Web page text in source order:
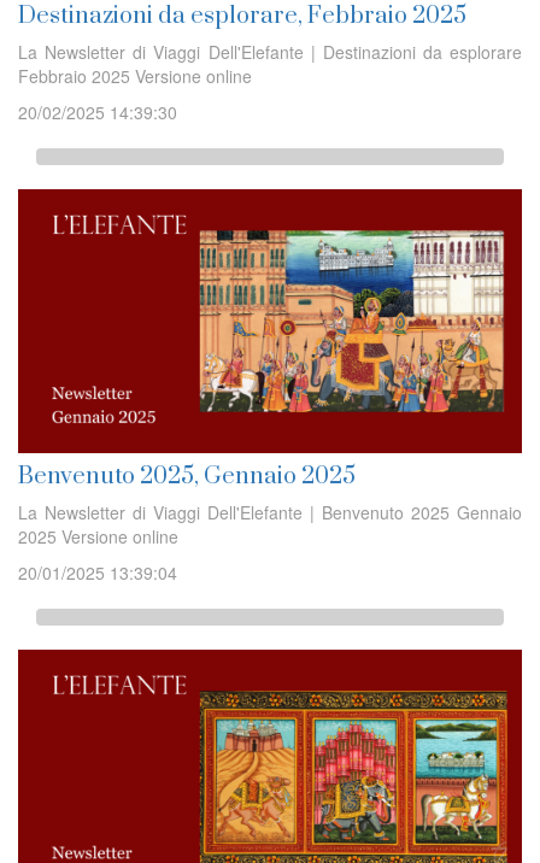
Destinazioni da esplorare, Febbraio 2025
La Newsletter di Viaggi Dell'Elefante | Destinazioni da esplorare
Febbraio 2025 Versione online
20/02/2025 14:39:30
Benvenuto 2025, Gennaio 2025
La Newsletter di Viaggi Dell'Elefante | Benvenuto 2025 Gennaio
2025 Versione online
20/01/2025 13:39:04